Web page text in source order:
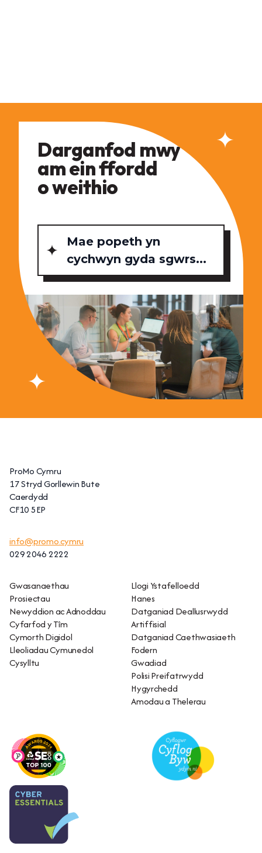
Darganfod mwy
am ein ffordd
o weithio
Mae popeth yn
cychwyn gyda sgwrs...
ProMo Cymru
17 Stryd Gorllewin Bute
Caerdydd
CF10 5EP
info@promo.cymru
029 2046 2222
Gwasanaethau
Prosiectau
Newyddion ac Adnoddau
Cyfarfod y Tîm
Cymorth Digidol
Lleoliadau Cymunedol
Cysylltu
Llogi Ystafelloedd
Hanes
Datganiad Deallusrwydd
Artiffisial
Datganiad Caethwasiaeth
Fodern
Gwadiad
Polisi Preifatrwydd
Hygyrchedd
Amodau a Thelerau